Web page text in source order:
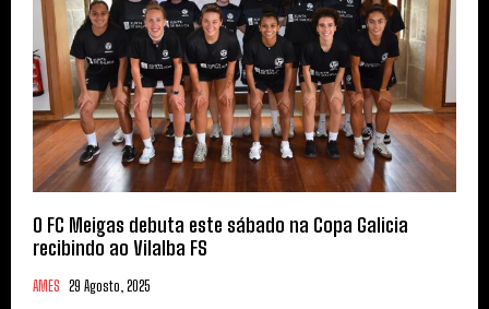
O FC Meigas debuta este sábado na Copa Galicia
recibindo ao Vilalba FS
AMES 29 Agosto, 2025